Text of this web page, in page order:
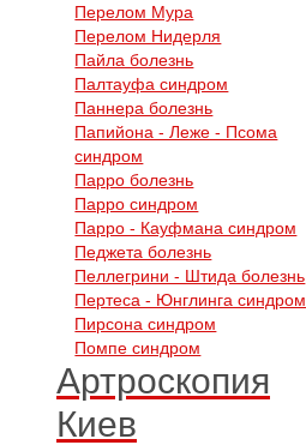
Перелом Мура
Перелом Нидерля
Пайла болезнь
Палтауфа синдром
Паннера болезнь
Папийона - Леже - Псома
синдром
Парро болезнь
Парро синдром
Парро - Кауфмана синдром
Педжета болезнь
Пеллегрини - Штида болезнь
Пертеса - Юнглинга синдром
Пирсона синдром
Помпе синдром
Артроскопия
Киев